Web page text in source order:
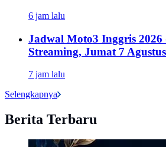
6 jam lalu
Jadwal Moto3 Inggris
Streaming, Jumat 7 Agustus
7 jam lalu
Selengkapnya
Berita Terbaru